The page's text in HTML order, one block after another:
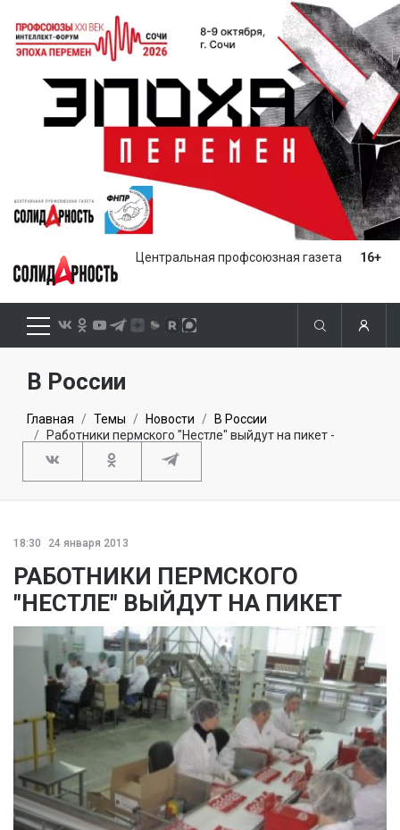
Центральная профсоюзная газета 16+
В России
Главная Темы Новости
В России
Работники пермского "Нестле" выйдут на пикет -
18:30 24 января 2013
РАБОТНИКИ ПЕРМСКОГО
"НЕСТЛЕ" ВЫЙДУТ НА ПИКЕТ